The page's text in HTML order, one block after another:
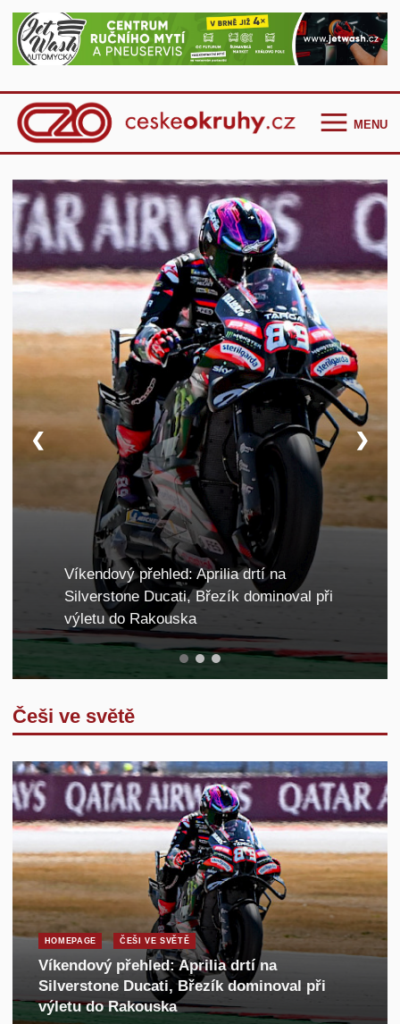
MENU
Češi ve světě
GT Cup Series
TCR Eastern Europe
Clio Cup Bohemia
Kontakt
Víkendový přehled: Aprilia drtí na
Silverstone Ducati, Březík dominoval při
výletu do Rakouska
❮ ❯
Češi ve světě
HOMEPAGE ČEŠI VE SVĚTĚ
Víkendový přehled: Aprilia drtí na
Silverstone Ducati, Březík dominoval při
výletu do Rakouska